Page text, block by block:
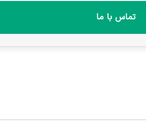
تماس با ما